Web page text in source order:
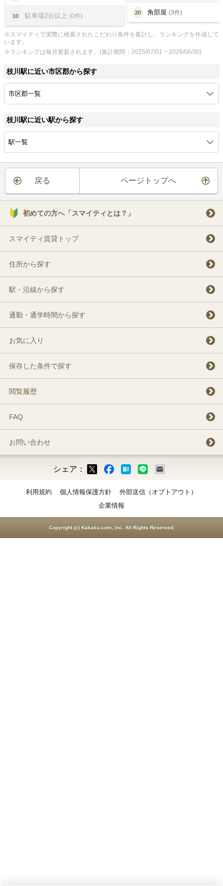
10 駐車場2台以上 (0件)
20 角部屋 (3件)
※スマイティで実際に検索されたこだわり条件を集計し、ランキングを作成して
います。
※ランキングは毎月更新されます。(集計期間：2025/07/01 ~ 2026/06/30)
枝川駅に近い市区郡から探す
市区郡一覧
枝川駅に近い駅から探す
駅一覧
戻る ページトップへ
初めての方へ「スマイティとは？」
スマイティ賃貸トップ
住所から探す
駅・沿線から探す
通勤・通学時間から探す
お気に入り
保存した条件で探す
閲覧履歴
FAQ
お問い合わせ
シェア：
利用規約 個人情報保護方針
外部送信（オプトアウト）
企業情報
Copyright (c) Kakaku.com, Inc. All Rights Reserved.